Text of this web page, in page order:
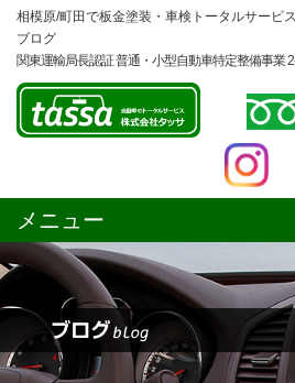
相模原/町田で板金塗装・車検トータルサービ
ブログ
関東運輸局長認証 普通・小型自動車特定整備事業
メニュー